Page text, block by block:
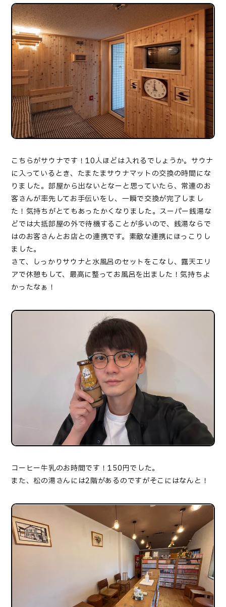
こちらがサウナです！10人ほどは入れるでしょうか。サウナ
に入っているとき、たまたまサウナマットの交換の時間にな
りました。部屋から出ないとなーと思っていたら、常連のお
客さんが率先してお手伝いをし、一瞬で交換が完了しまし
た！気持ちがとてもあったかくなりました。スーパー銭湯な
どでは大抵部屋の外で待機することが多いので、銭湯ならで
はのお客さんとお店との連携です。素敵な連携にほっこりし
ました。
さて、しっかりサウナと水風呂のセットをこなし、露天エリ
アで休憩もして、最高に整ってお風呂を出ました！気持ちよ
かったなぁ！
コーヒー牛乳のお時間です！150円でした。
また、松の湯さんには2階があるのですがそこにはなんと！